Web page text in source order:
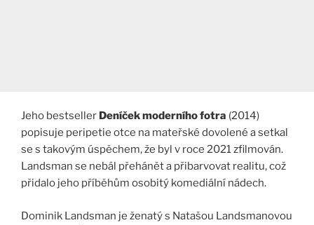
Jeho bestseller Deníček moderního fotra (2014)
popisuje peripetie otce na mateřské dovolené a setkal
se s takovým úspěchem, že byl v roce 2021 zfilmován.
Landsman se nebál přehánět a přibarvovat realitu, což
přidalo jeho příběhům osobitý komediální nádech​.​
Dominik Landsman je ženatý s Natašou Landsmanovou